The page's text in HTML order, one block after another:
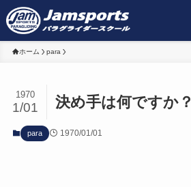
ホーム para
決め手は何ですか？
1970
1/01
para 1970/01/01